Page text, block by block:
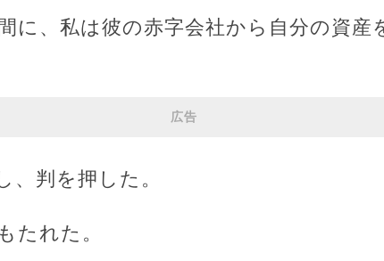
に、私は彼の赤字会社から自分の資産
広告
、判を押した。
たれた。